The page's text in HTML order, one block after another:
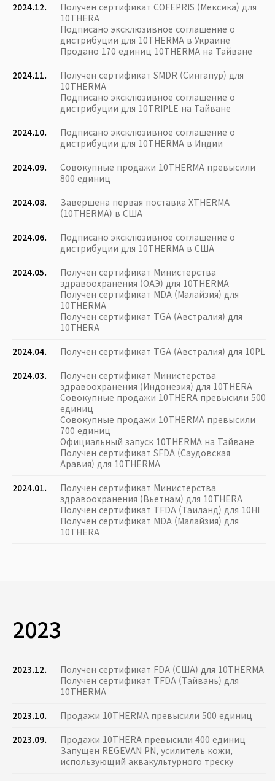
2024.12.
Получен сертификат COFEPRIS (Мексика) для
10THERA
Подписано эксклюзивное соглашение о
дистрибуции для 10THERMA в Украине
Продано 170 единиц 10THERMA на Тайване
2024.11.
Получен сертификат SMDR (Сингапур) для
10THERMA
Подписано эксклюзивное соглашение о
дистрибуции для 10TRIPLE на Тайване
2024.10.
Подписано эксклюзивное соглашение о
дистрибуции для 10THERMA в Индии
2024.09.
Совокупные продажи 10THERMA превысили
800 единиц
2024.08.
Завершена первая поставка XTHERMA
(10THERMA) в США
2024.06.
Подписано эксклюзивное соглашение о
дистрибуции для 10THERMA в США
2024.05.
Получен сертификат Министерства
здравоохранения (ОАЭ) для 10THERMA
Получен сертификат MDA (Малайзия) для
10THERMA
Получен сертификат TGA (Австралия) для
10THERA
2024.04.
Получен сертификат TGA (Австралия) для 10PL
2024.03.
Получен сертификат Министерства
здравоохранения (Индонезия) для 10THERA
Совокупные продажи 10THERA превысили 500
единиц
Совокупные продажи 10THERMA превысили
700 единиц
Официальный запуск 10THERMA на Тайване
Получен сертификат SFDA (Саудовская
Аравия) для 10THERMA
2024.01.
Получен сертификат Министерства
здравоохранения (Вьетнам) для 10THERA
Получен сертификат TFDA (Таиланд) для 10HI
Получен сертификат MDA (Малайзия) для
10THERA
2023
2023.12.
Получен сертификат FDA (США) для 10THERMA
Получен сертификат TFDA (Тайвань) для
10THERMA
2023.10.
Продажи 10THERMA превысили 500 единиц
2023.09.
Продажи 10THERA превысили 400 единиц
Запущен REGEVAN PN, усилитель кожи,
использующий аквакультурного треску